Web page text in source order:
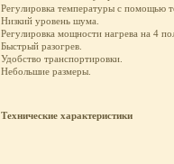
Регулировка температуры с помощью
Низкий уровень шума.
Регулировка мощности нагрева на 4
Быстрый разогрев.
Удобство транспортировки.
Небольшие размеры.
Технические характеристики